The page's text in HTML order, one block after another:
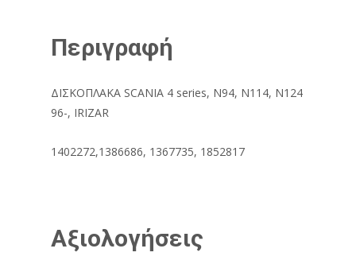
Περιγραφή
ΔΙΣΚΟΠΛΑΚΑ SCANIA 4 series, N94, N114, N124
96-, IRIZAR
1402272,1386686, 1367735, 1852817
Αξιολογήσεις